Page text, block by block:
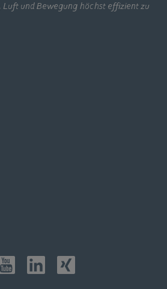
Luft und Bewegung höchst effizient zu